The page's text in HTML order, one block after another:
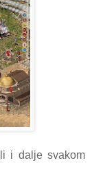
i dalje svakom